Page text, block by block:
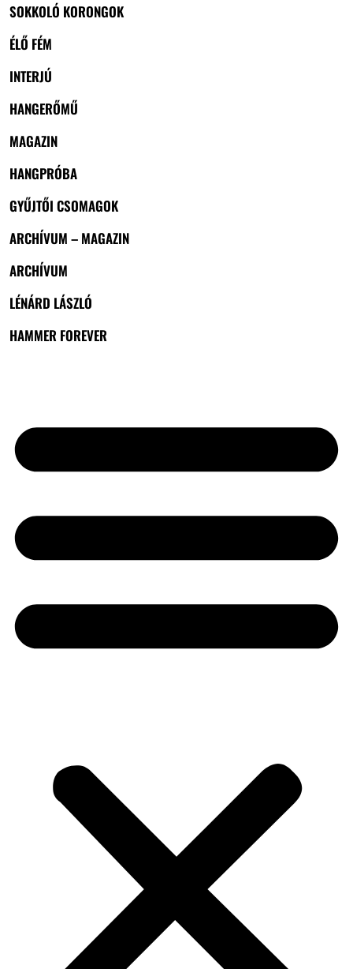
SOKKOLÓ KORONGOK
ÉLŐ FÉM
INTERJÚ
HANGERŐMŰ
MAGAZIN
HANGPRÓBA
GYŰJTŐI CSOMAGOK
ARCHÍVUM – MAGAZIN
ARCHÍVUM
LÉNÁRD LÁSZLÓ
HAMMER FOREVER